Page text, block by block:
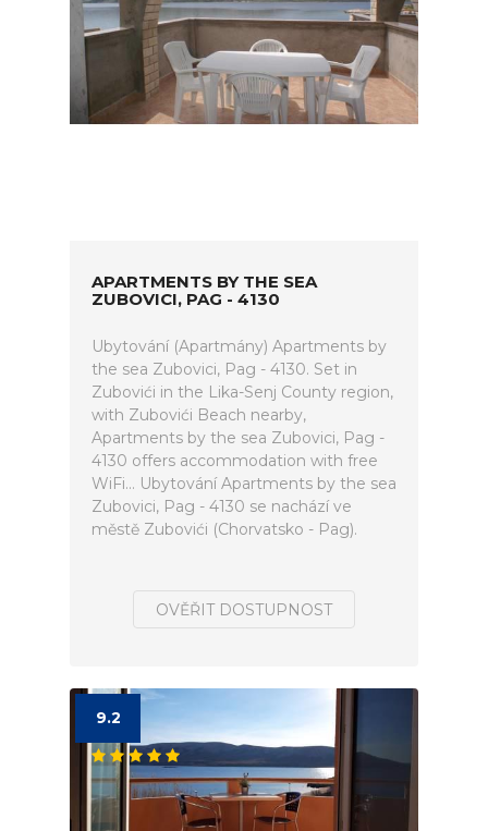
APARTMENTS BY THE SEA
ZUBOVICI, PAG - 4130
Ubytování (Apartmány) Apartments by
the sea Zubovici, Pag - 4130. Set in
Zubovići in the Lika-Senj County region,
with Zubovići Beach nearby,
Apartments by the sea Zubovici, Pag -
4130 offers accommodation with free
WiFi... Ubytování Apartments by the sea
Zubovici, Pag - 4130 se nachází ve
městě Zubovići (Chorvatsko - Pag).
OVĚŘIT DOSTUPNOST
9.2